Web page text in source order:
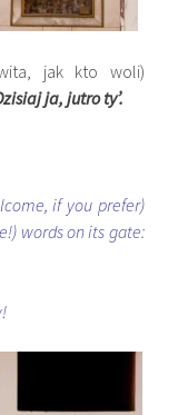
jak kto woli)
ja, jutro ty’.
if you prefer)
words on its gate: